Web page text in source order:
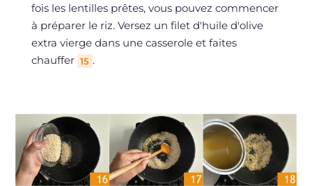
fois les lentilles prêtes, vous pouvez commencer
à préparer le riz. Versez un filet d'huile d'olive
extra vierge dans une casserole et faites
chauffer 15 .